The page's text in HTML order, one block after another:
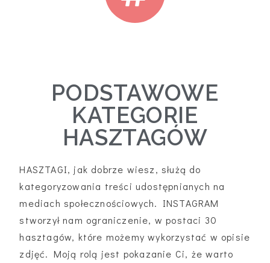
PODSTAWOWE
KATEGORIE
HASZTAGÓW
HASZTAGI, jak dobrze wiesz, służą do
kategoryzowania treści udostępnianych na
mediach społecznościowych. INSTAGRAM
stworzył nam ograniczenie, w postaci 30
hasztagów, które możemy wykorzystać w opisie
zdjęć. Moją rolą jest pokazanie Ci, że warto